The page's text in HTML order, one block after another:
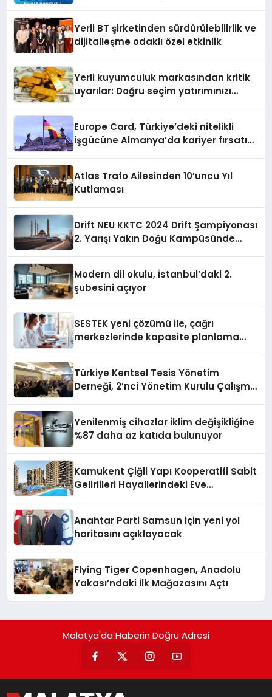
Yerli BT şirketinden sürdürülebilirlik ve
dijitalleşme odaklı özel etkinlik
Yerli kuyumculuk markasından kritik
uyarılar: Doğru seçim yatırımınızı
Europe Card, Türkiye’deki nitelikli
işgücüne Almanya’da kariyer fırsatı
Atlas Trafo Ailesinden 10’uncu Yıl
Kutlaması
Drift NEU KKTC 2024 Drift Şampiyonası
2. Yarışı Yakın Doğu Kampüsünde
Modern dil okulu, İstanbul’daki 2.
şubesini açıyor
SESTEK yeni çözümü ile, çağrı
merkezlerinde kapasite planlama
Türkiye Kentsel Tesis Yönetim
Derneği, 2’nci Yönetim Kurulu Çalışma
Yenilenmiş cihazlar iklim değişikliğine
%87 daha az katıda bulunuyor
Kamukent Çiğli Yapı Kooperatifi Sabit
Gelirlileri Hayallerindeki Eve
Anahtar Parti Samsun için yeni yol
haritasını açıklayacak
Flying Tiger Copenhagen, Anadolu
Yakası’ndaki İlk Mağazasını Açtı
Malatya'da Haberin Doğru Adresi